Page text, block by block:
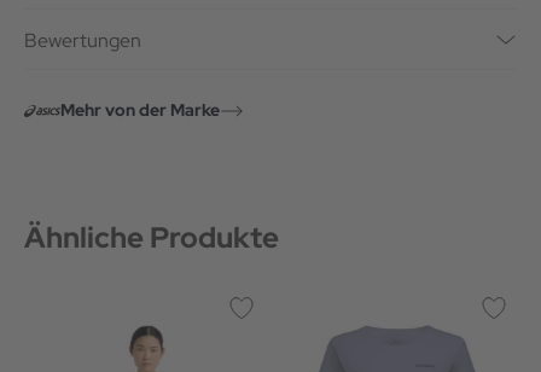
Bewertungen
Mehr von der Marke
Ähnliche Produkte